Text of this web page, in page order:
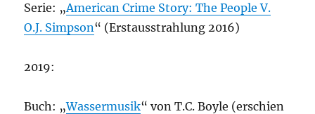
Serie: „American Crime Story: The People V.
O.J. Simpson“ (Erstausstrahlung 2016)
2019:
Buch: „Wassermusik“ von T.C. Boyle (erschien